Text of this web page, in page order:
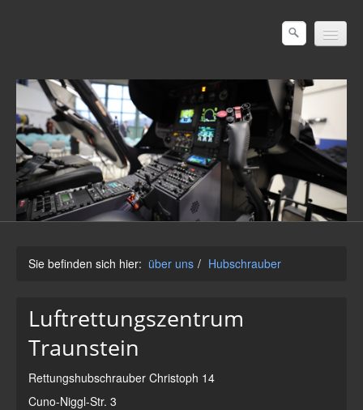
startseite
aktuelles
Einsatzzahlen
über uns
Hubschrauber
Crew
Standort
Aufgabenbereiche
Rettungsdienst
Bergrettung
Sie befinden sich hier: über uns / Hubschrauber
Luftrettungszentrum
Traunstein
Rettungshubschrauber Christoph 14
Cuno-Niggl-Str. 3